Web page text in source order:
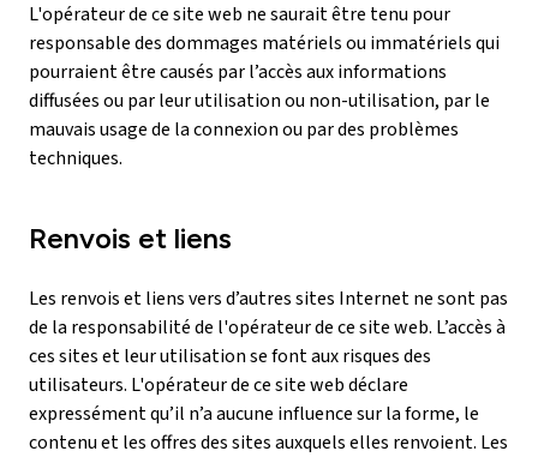
L'opérateur de ce site web ne saurait être tenu pour
responsable des dommages matériels ou immatériels qui
pourraient être causés par l’accès aux informations
diffusées ou par leur utilisation ou non-utilisation, par le
mauvais usage de la connexion ou par des problèmes
techniques.
Renvois et liens
Les renvois et liens vers d’autres sites Internet ne sont pas
de la responsabilité de l'opérateur de ce site web. L’accès à
ces sites et leur utilisation se font aux risques des
utilisateurs. L'opérateur de ce site web déclare
expressément qu’il n’a aucune influence sur la forme, le
contenu et les offres des sites auxquels elles renvoient. Les